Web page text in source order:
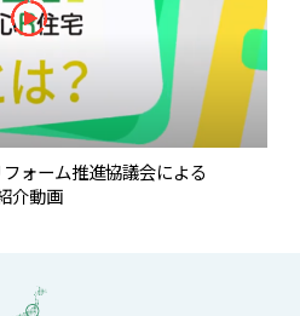
ォーム推進協議会による
介動画